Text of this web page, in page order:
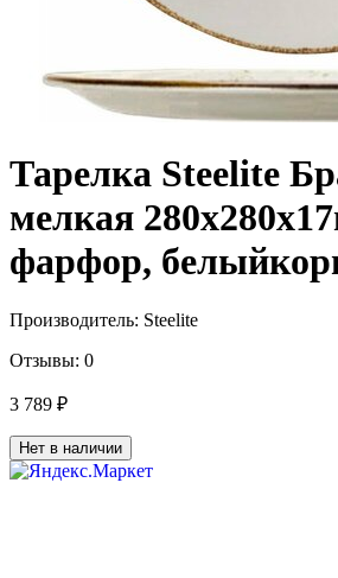
Тарелка Steelite
мелкая
фарфор,
Производитель: Steelite
Отзывы: 0
3 789 ₽
Нет в наличии